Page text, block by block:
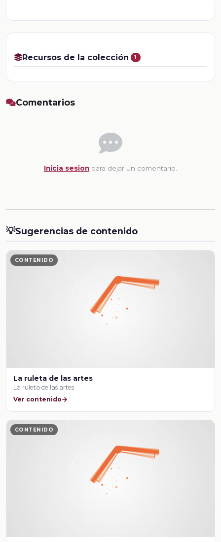
Recursos de la colección 1
Comentarios
Inicia sesion para dejar un comentario.
💡Sugerencias de contenido
CONTENIDO
La ruleta de las artes
La ruleta de las artes
Ver contenido
CONTENIDO